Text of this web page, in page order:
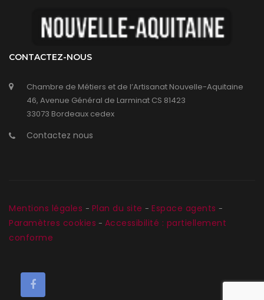
CONTACTEZ-NOUS
Chambre de Métiers et de l’Artisanat Nouvelle-Aquitaine
46, Avenue Général de Larminat CS 81423
33073 Bordeaux cedex
Contactez nous
Mentions légales - Plan du site - Espace agents -
Paramètres cookies - Accessibilité : partiellement
conforme